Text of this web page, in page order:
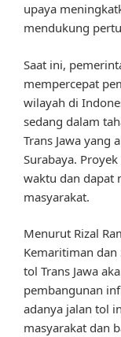
upaya
mendukung
Saat ini,
mempercepat
wilayah di
sedang dalam
Trans Jawa yang
Surabaya.
waktu dan dapat
masyarakat.
Menurut Rizal
Kemaritiman dan
tol Trans Jawa
pembangunan
adanya jalan tol
masyarakat dan